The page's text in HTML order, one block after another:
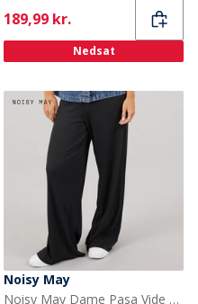
Current
189,99 kr.
Nedsat
Noisy May
Noisy May Dame Pasa Vide Ben Bukser Sort